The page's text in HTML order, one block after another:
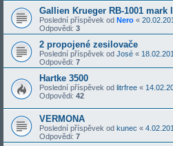
Gallien Krueger RB-1001 mark
Poslední příspěvek od Nero «
Odpovědi: 3
2 propojené zesilovače
Poslední příspěvek od José «
Odpovědi: 7
Hartke 3500
Poslední příspěvek od litrfree «
Odpovědi: 42
VERMONA
Poslední příspěvek od kunec «
Odpovědi: 7